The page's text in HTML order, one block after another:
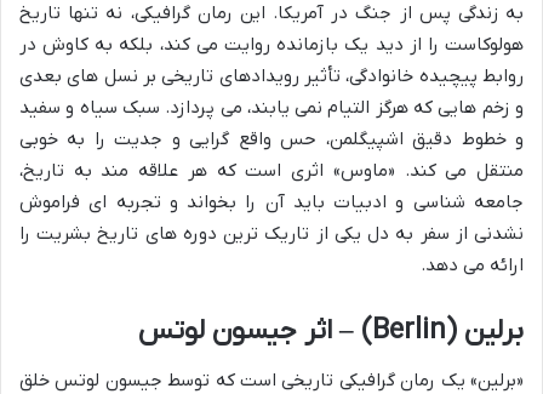
به زندگی پس از جنگ در آمریکا. این رمان گرافیکی، نه تنها تاریخ
هولوکاست را از دید یک بازمانده روایت می کند، بلکه به کاوش در
روابط پیچیده خانوادگی، تأثیر رویدادهای تاریخی بر نسل های بعدی
و زخم هایی که هرگز التیام نمی یابند، می پردازد. سبک سیاه و سفید
و خطوط دقیق اشپیگلمن، حس واقع گرایی و جدیت را به خوبی
منتقل می کند. «ماوس» اثری است که هر علاقه مند به تاریخ،
جامعه شناسی و ادبیات باید آن را بخواند و تجربه ای فراموش
نشدنی از سفر به دل یکی از تاریک ترین دوره های تاریخ بشریت را
ارائه می دهد.
برلین (Berlin) – اثر جیسون لوتس
«برلین» یک رمان گرافیکی تاریخی است که توسط جیسون لوتس خلق